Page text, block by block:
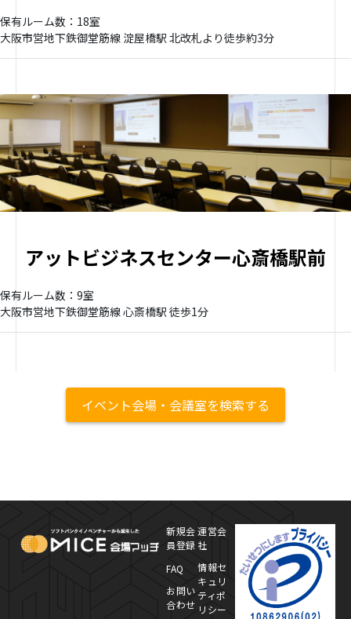
保有ルーム数：18室
大阪市営地下鉄御堂筋線 淀屋橋駅 北改札より徒歩約3分
アットビジネスセンター心斎橋駅前
保有ルーム数：9室
大阪市営地下鉄御堂筋線 心斎橋駅 徒歩1分
イベント会場・会議室を検索する
MICE Platform
新規会
員登録
FAQ
お問い
合わせ
運営会
社
情報セ
キュリ
ティポ
リシー